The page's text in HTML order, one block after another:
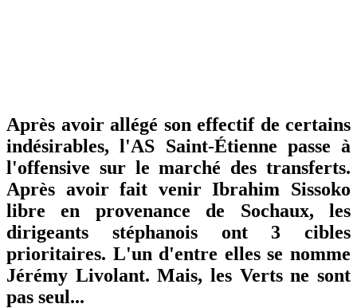
Après avoir allégé son effectif de certains
indésirables, l'AS Saint-Étienne passe à
l'offensive sur le marché des transferts.
Après avoir fait venir Ibrahim Sissoko
libre en provenance de Sochaux, les
dirigeants stéphanois ont 3 cibles
prioritaires. L'un d'entre elles se nomme
Jérémy Livolant. Mais, les Verts ne sont
pas seul...